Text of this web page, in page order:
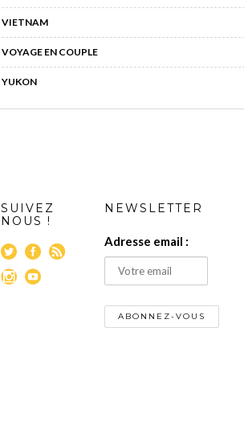
VIETNAM
VOYAGE EN COUPLE
YUKON
SUIVEZ
NOUS !
NEWSLETTER
Adresse email :